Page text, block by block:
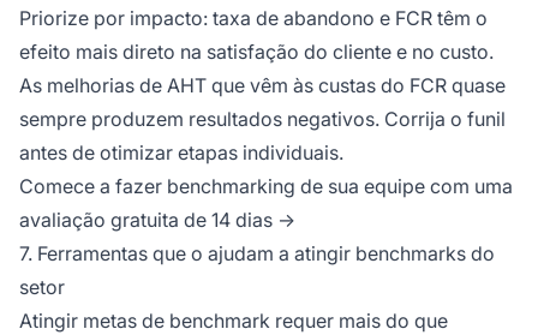
Priorize por impacto: taxa de abandono e FCR têm o
efeito mais direto na satisfação do cliente e no custo.
As melhorias de AHT que vêm às custas do FCR quase
sempre produzem resultados negativos. Corrija o funil
antes de otimizar etapas individuais.
Comece a fazer benchmarking de sua equipe com uma
avaliação gratuita de 14 dias →
7. Ferramentas que o ajudam a atingir benchmarks do
setor
Atingir metas de benchmark requer mais do que